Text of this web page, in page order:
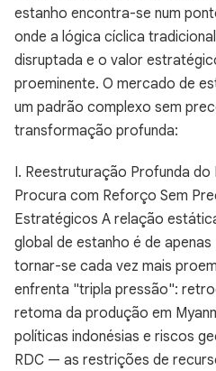
estanho encontra-se num
onde a lógica cíclica
disruptada e o valor
proeminente. O mercado de
um padrão complexo sem
transformação profunda:
I. Reestruturação Profunda
Procura com Reforço Sem
Estratégicos A relação
global de estanho é de
tornar-se cada vez mais
enfrenta "tripla pressão":
retoma da produção em
políticas indonésias e riscos
RDC — as restrições de